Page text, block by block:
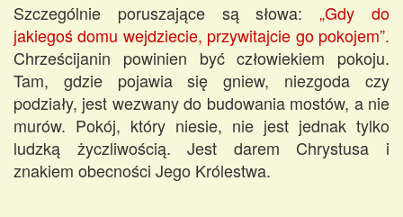
Szczególnie poruszające są słowa:„Gdy do
jakiegoś domu wejdziecie, przywitajcie go pokojem”.
Chrześcijanin powinien być człowiekiem pokoju.
Tam, gdzie pojawia się gniew, niezgoda czy
podziały, jest wezwany do budowania mostów, a nie
murów. Pokój, który niesie, nie jest jednak tylko
ludzką życzliwością. Jest darem Chrystusa i
znakiem obecności Jego Królestwa.